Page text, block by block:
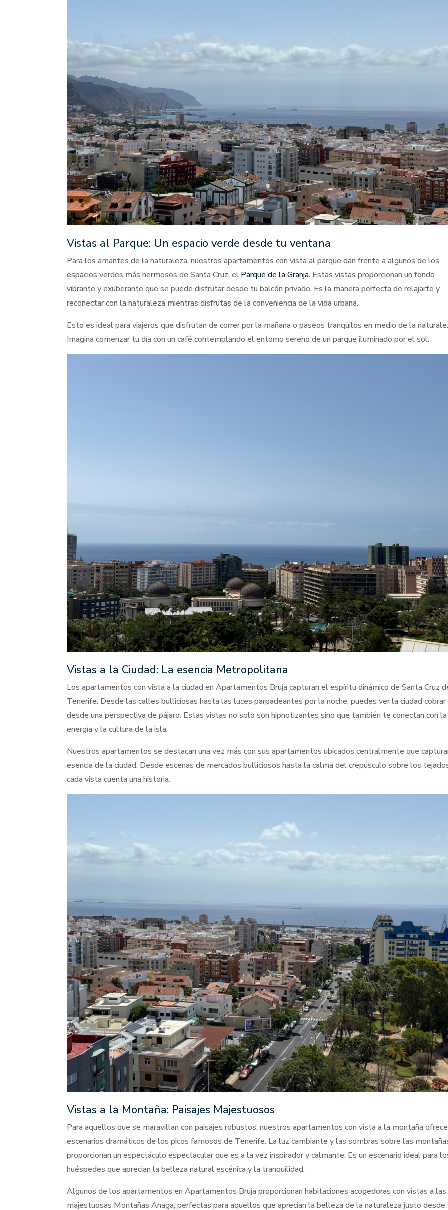
Vistas al Parque: Un espacio verde desde tu ventana
Para los amantes de la naturaleza, nuestros apartamentos con vista al parque dan frente a algunos de los
espacios verdes más hermosos de Santa Cruz, el Parque de la Granja. Estas vistas proporcionan un fondo
vibrante y exuberante que se puede disfrutar desde tu balcón privado. Es la manera perfecta de relajarte y
reconectar con la naturaleza mientras disfrutas de la conveniencia de la vida urbana.
Esto es ideal para viajeros que disfrutan de correr por la mañana o paseos tranquilos en medio de la
Imagina comenzar tu día con un café contemplando el entorno sereno de un parque iluminado por el sol.
Vistas a la Ciudad: La esencia Metropolitana
Los apartamentos con vista a la ciudad en Apartamentos Bruja capturan el espíritu dinámico de Santa Cruz
Tenerife. Desde las calles bulliciosas hasta las luces parpadeantes por la noche, puedes ver la ciudad cobrar
desde una perspectiva de pájaro. Estas vistas no solo son hipnotizantes sino que también te conectan con la
energía y la cultura de la isla.
Nuestros apartamentos se destacan una vez más con sus apartamentos ubicados centralmente que
esencia de la ciudad. Desde escenas de mercados bulliciosos hasta la calma del crepúsculo sobre los
cada vista cuenta una historia.
Vistas a la Montaña: Paisajes Majestuosos
Para aquellos que se maravillan con paisajes robustos, nuestros apartamentos con vista a la montaña
escenarios dramáticos de los picos famosos de Tenerife. La luz cambiante y las sombras sobre las
proporcionan un espectáculo espectacular que es a la vez inspirador y calmante. Es un escenario ideal para
huéspedes que aprecian la belleza natural escénica y la tranquilidad.
Algunos de los apartamentos en Apartamentos Bruja proporcionan habitaciones acogedoras con vistas a las
majestuosas Montañas Anaga, perfectas para aquellos que aprecian la belleza de la naturaleza justo desde